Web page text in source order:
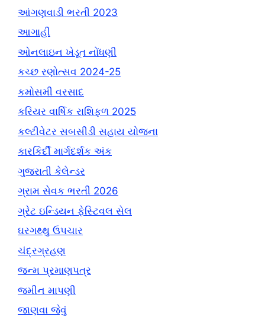
આંગણવાડી ભરતી 2023
આગાહી
ઓનલાઇન ખેડૂત નોંધણી
કચ્છ રણોત્સવ 2024-25
કમોસમી વરસાદ
કરિયર વાર્ષિક રાશિફળ 2025
કલ્ટીવેટર સબસીડી સહાય યોજના
કારકિર્દી માર્ગદર્શક અંક
ગુજરાતી કેલેન્ડર
ગ્રામ સેવક ભરતી 2026
ગ્રેટ ઇન્ડિયન ફેસ્ટિવલ સેલ
ઘરગથ્થુ ઉપચાર
ચંદ્રગ્રહણ
જન્મ પ્રમાણપત્ર
જમીન માપણી
જાણવા જેવું